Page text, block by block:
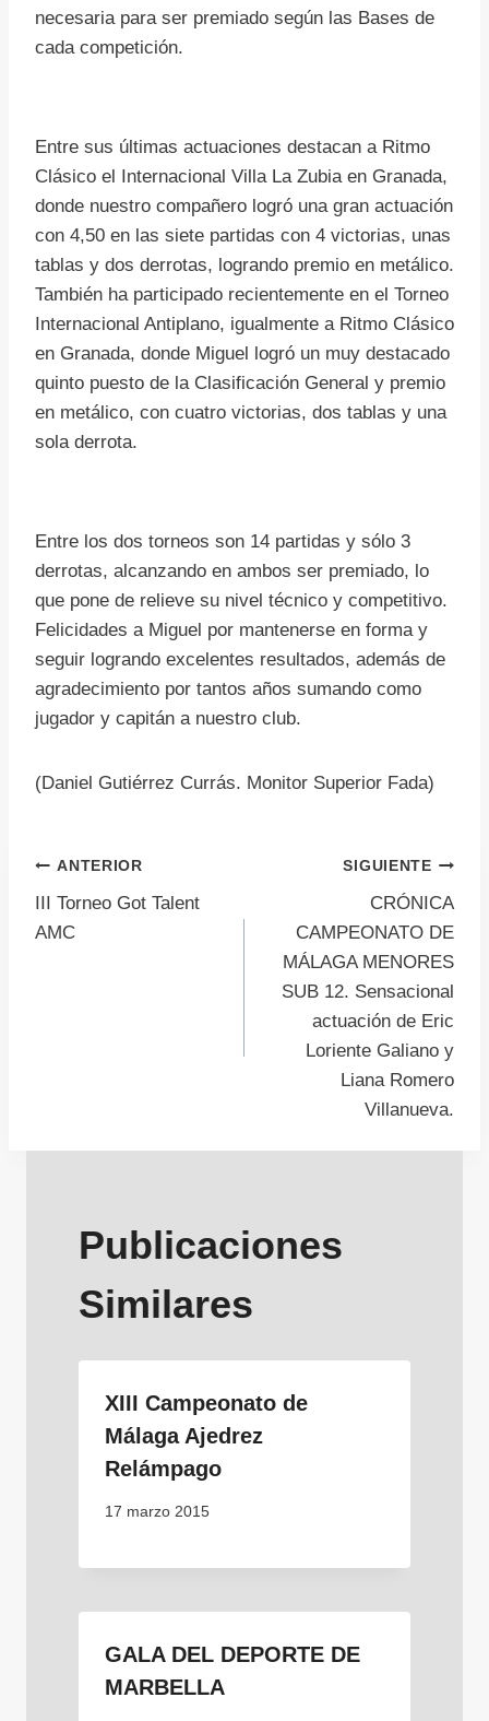
necesaria para ser premiado según las Bases de
cada competición.
Entre sus últimas actuaciones destacan a Ritmo
Clásico el Internacional Villa La Zubia en Granada,
donde nuestro compañero logró una gran actuación
con 4,50 en las siete partidas con 4 victorias, unas
tablas y dos derrotas, logrando premio en metálico.
También ha participado recientemente en el Torneo
Internacional Antiplano, igualmente a Ritmo Clásico
en Granada, donde Miguel logró un muy destacado
quinto puesto de la Clasificación General y premio
en metálico, con cuatro victorias, dos tablas y una
sola derrota.
Entre los dos torneos son 14 partidas y sólo 3
derrotas, alcanzando en ambos ser premiado, lo
que pone de relieve su nivel técnico y competitivo.
Felicidades a Miguel por mantenerse en forma y
seguir logrando excelentes resultados, además de
agradecimiento por tantos años sumando como
jugador y capitán a nuestro club.
(Daniel Gutiérrez Currás. Monitor Superior Fada)
Navegación
de
ANTERIOR
III Torneo Got Talent
AMC
SIGUIENTE
CRÓNICA
CAMPEONATO DE
MÁLAGA MENORES
SUB 12. Sensacional
actuación de Eric
Loriente Galiano y
Liana Romero
Villanueva.
Publicaciones
Similares
XIII Campeonato de
Málaga Ajedrez
Relámpago
17 marzo 2015
GALA DEL DEPORTE DE
MARBELLA